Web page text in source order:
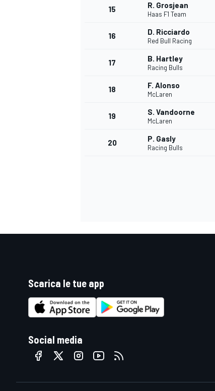
ENDURANCE/GT
15 R. Grosjean
Haas F1 Team
16 D. Ricciardo
Red Bull Racing
17 B. Hartley
Racing Bulls
18 F. Alonso
McLaren
19 S. Vandoorne
McLaren
20 P. Gasly
Racing Bulls
Scarica le tue app
Social media